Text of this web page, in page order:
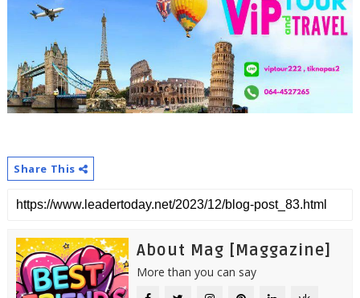
Share This
About Mag [Maggazine]
More than you can say